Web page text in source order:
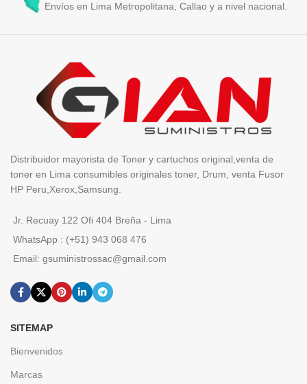
Envíos en Lima Metropolitana, Callao y a nivel nacional.
Distribuidor mayorista de Toner y cartuchos original,venta de
toner en Lima consumibles originales toner, Drum, venta Fusor
HP Peru,Xerox,Samsung.
Jr. Recuay 122 Ofi 404 Breña - Lima
WhatsApp : (+51) 943 068 476
Email: gsuministrossac@gmail.com
SITEMAP
Bienvenidos
Marcas